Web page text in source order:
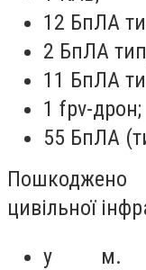
12 БпЛА
2 БпЛА
11 БпЛА
1 fpv-дрон;
55 БпЛА
Пошкоджено
цивільної
у м.